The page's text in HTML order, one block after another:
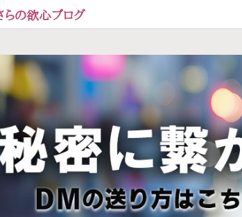
らの欲心ブログ